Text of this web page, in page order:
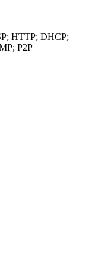
HTTP; DHCP;
P2P